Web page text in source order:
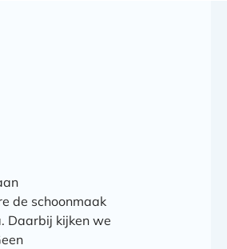
de schoonmaak
Daarbij kijken we